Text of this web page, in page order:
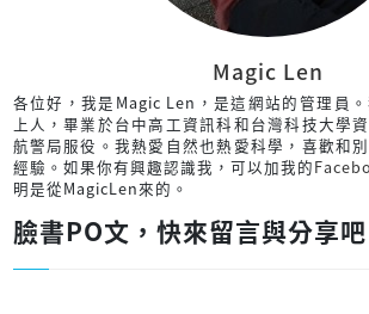
Magic Len
各位好，我是Magic Len，是這網站的管理員
上人，畢業於台中高工資訊科和台灣科技大學
航警局服役。我熱愛自然也熱愛科學，喜歡和
經驗。如果你有興趣認識我，可以加我的
明是從MagicLen來的。
臉書PO文，快來留言與分享吧